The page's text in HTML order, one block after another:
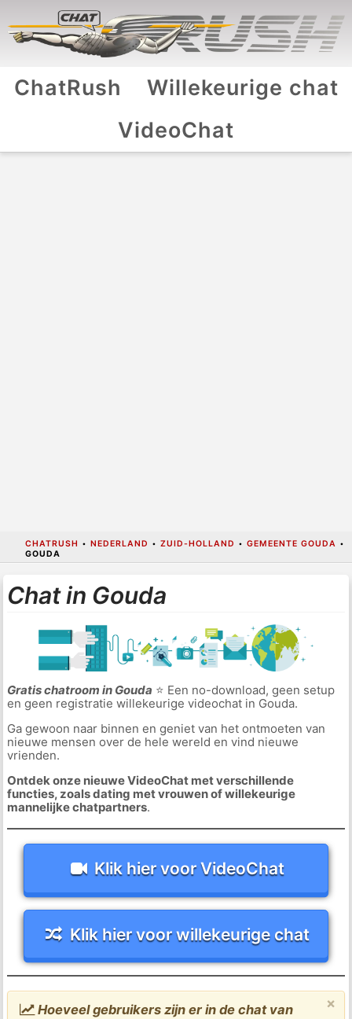
ChatRush
Willekeurige chat
VideoChat
CHATRUSH • NEDERLAND • ZUID-HOLLAND • GEMEENTE GOUDA •
GOUDA
Chat in Gouda
Gratis chatroom in Gouda ⭐ Een no-download, geen setup
en geen registratie willekeurige videochat in Gouda.
Ga gewoon naar binnen en geniet van het ontmoeten van
nieuwe mensen over de hele wereld en vind nieuwe
vrienden.
Ontdek onze nieuwe VideoChat met verschillende
functies, zoals dating met vrouwen of willekeurige
mannelijke chatpartners.
Klik hier voor VideoChat
Klik hier voor willekeurige chat
×
Hoeveel gebruikers zijn er in de chat van